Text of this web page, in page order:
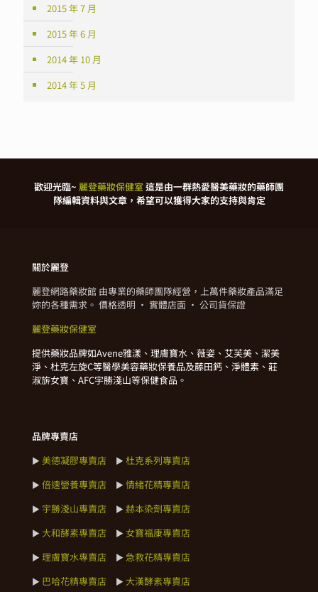
2015 年 7 月
2015 年 6 月
2014 年 10 月
2014 年 5 月
歡迎光臨~ 麗登藥妝保健室這是由一群熱愛醫美藥妝的藥師團
隊編輯資料與文章，希望可以獲得大家的支持與肯定
關於麗登
麗登網路藥妝館 由專業的藥師團隊經營，上萬件藥妝產品滿足
妳的各種需求。 價格透明 · 實體店面 · 公司貨保證
麗登藥妝保健室
提供藥妝品牌如Avene雅漾、理膚寶水、薇姿、艾芙美、潔美
淨、杜克左旋C等醫學美容藥妝保養品及藤田鈣、淨體素、莊
淑旂女寶、AFC宇勝淺山等保健食品。
品牌專賣店
► 美德凝膠專賣店 ► 杜克系列專賣店
► 倍速營養專賣店 ► 情緒花精專賣店
► 宇勝淺山專賣店 ► 赫本染劑專賣店
► 大和酵素專賣店 ► 女寶福康專賣店
► 理膚寶水專賣店 ► 急救花精專賣店
► 巴哈花精專賣店 ► 大漢酵素專賣店